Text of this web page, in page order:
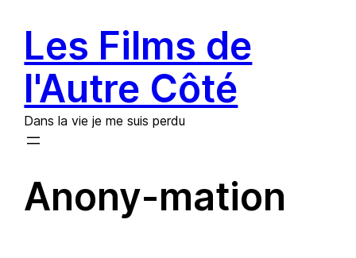
contenu
Les Films de
l'Autre Côté
Dans la vie je me suis perdu
Anony-mation